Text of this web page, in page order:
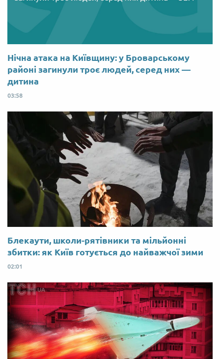
Нічна атака на Київщину: у Броварському
районі загинули троє людей, серед них —
дитина
03:58
Блекаути, школи-рятівники та мільйонні
збитки: як Київ готується до найважчої зими
02:01